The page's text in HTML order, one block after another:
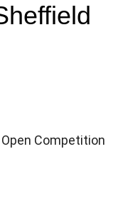
Competition